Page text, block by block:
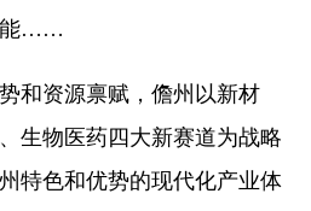
能……
资源禀赋，儋州以新材
生物医药四大新赛道为战略
特色和优势的现代化产业体